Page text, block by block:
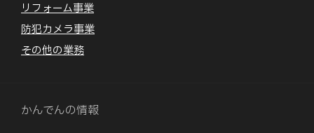
リフォーム事業
防犯カメラ事業
その他の業務
かんでんの情報